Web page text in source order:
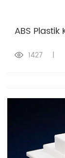
ABS Plastik
1427 |